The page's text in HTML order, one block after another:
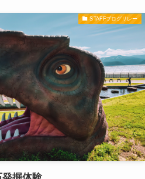
STAFFブログリレー